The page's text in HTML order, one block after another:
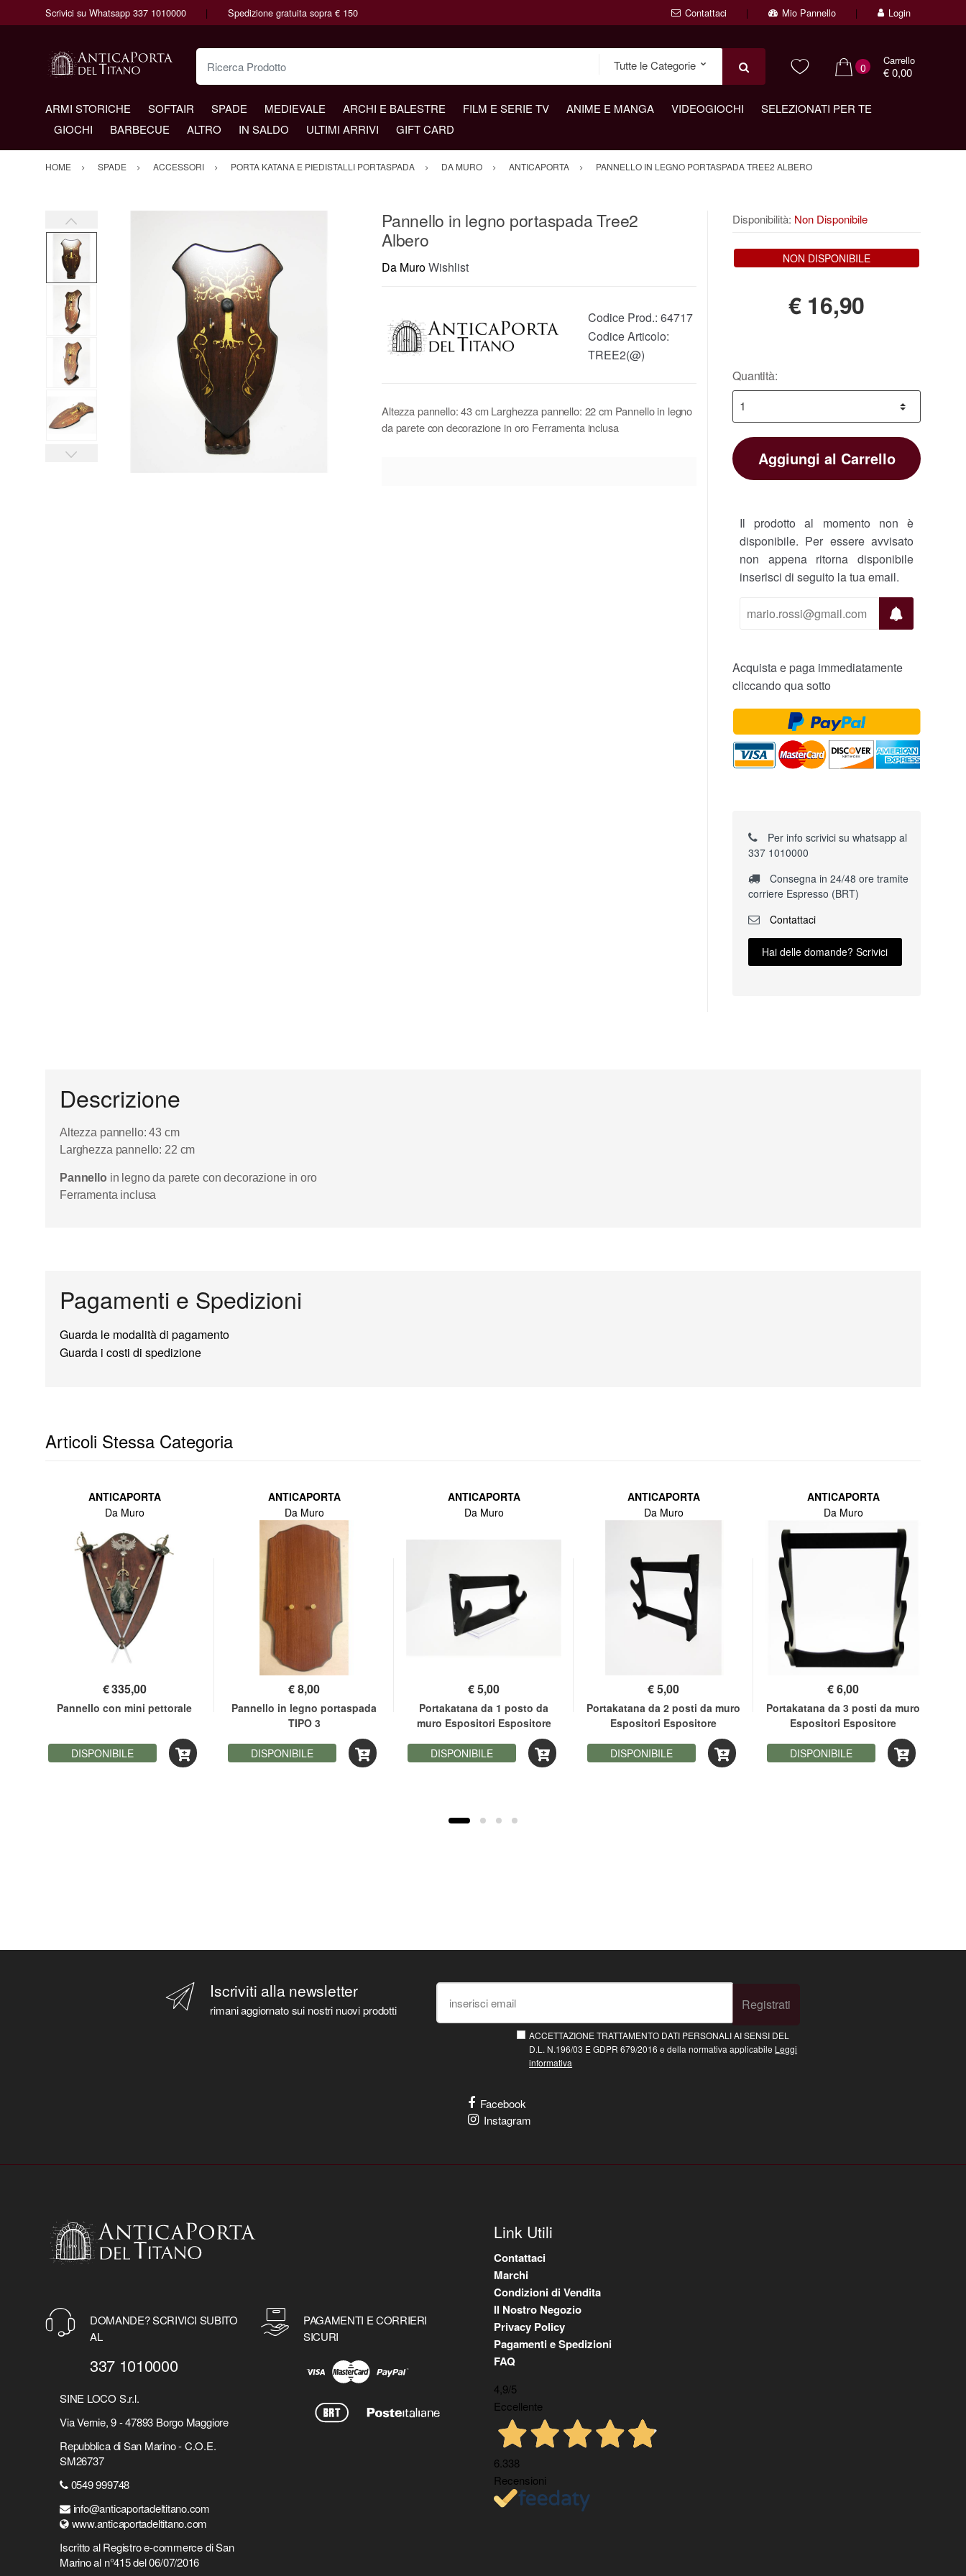
Scrivici su Whatsapp 337 1010000 Spedizione gratuita sopra € 150 Contattaci Mio Pannello Login
Ricerca Prodotto
0
Carrello
€ 0,00
ARMI STORICHE SOFTAIR SPADE MEDIEVALE ARCHI E BALESTRE FILM E SERIE TV ANIME E MANGA VIDEOGIOCHI
SELEZIONATI PER TE
GIOCHI
BARBECUE ALTRO IN SALDO ULTIMI ARRIVI GIFT CARD
HOME SPADE ACCESSORI PORTA KATANA E PIEDISTALLI PORTASPADA DA MURO ANTICAPORTA PANNELLO IN LEGNO PORTASPADA TREE2 ALBERO
Pannello in legno portaspada Tree2
Albero
Da MuroWishlist
Codice Prod.: 64717
Codice Articolo:
TREE2(@)
Altezza pannello: 43 cm Larghezza pannello: 22 cm Pannello in legno
da parete con decorazione in oro Ferramenta inclusa
Disponibilità: Non Disponibile
NON DISPONIBILE
€ 16,90
Quantità:
Aggiungi al Carrello
Il prodotto al momento non è
disponibile. Per essere avvisato
non appena ritorna disponibile
inserisci di seguito la tua email.
Acquista e paga immediatamente
cliccando qua sotto
Per info scrivici su whatsapp al
337 1010000
Consegna in 24/48 ore tramite
corriere Espresso (BRT)
Contattaci
Hai delle domande? Scrivici
Descrizione
Altezza pannello: 43 cm
Larghezza pannello: 22 cm
Pannello in legno da parete con decorazione in oro
Ferramenta inclusa
Pagamenti e Spedizioni
Guarda le modalità di pagamento
Guarda i costi di spedizione
Articoli Stessa Categoria
ANTICAPORTA
Da Muro
€335,00
Pannello con mini pettorale
DISPONIBILE
ANTICAPORTA
Da Muro
€8,00
Pannello in legno portaspada
TIPO 3
DISPONIBILE
ANTICAPORTA
Da Muro
€5,00
Portakatana da 1 posto da
muro Espositori Espositore
DISPONIBILE
ANTICAPORTA
Da Muro
€5,00
Portakatana da 2 posti da muro
Espositori Espositore
DISPONIBILE
ANTICAPORTA
Da Muro
€6,00
Portakatana da 3 posti da muro
Espositori Espositore
DISPONIBILE
Iscriviti alla newsletter
rimani aggiornato sui nostri nuovi prodotti Registrati
ACCETTAZIONE TRATTAMENTO DATI PERSONALI AI SENSI DEL
D.L. N.196/03 E GDPR 679/2016 e della normativa applicabile Leggi
informativa
Facebook
Instagram
DOMANDE? SCRIVICI SUBITO
AL
337 1010000
SINE LOCO S.r.l.
Via Vernie, 9 - 47893 Borgo Maggiore
Repubblica di San Marino - C.O.E.
SM26737
0549 999748
info@anticaportadeltitano.com
www.anticaportadeltitano.com
Iscritto al Registro e-commerce di San
Marino al n°415 del 06/07/2016
PAGAMENTI E CORRIERI
SICURI
Link Utili
Contattaci
Marchi
Condizioni di Vendita
Il Nostro Negozio
Privacy Policy
Pagamenti e Spedizioni
FAQ
4,9/5
Eccellente
6.338
Recensioni